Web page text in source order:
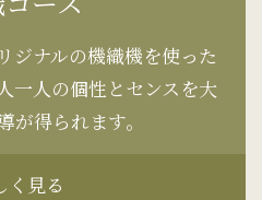
ジナルの機織機を使った
一人の個性とセンスを大
得られます。
く見る